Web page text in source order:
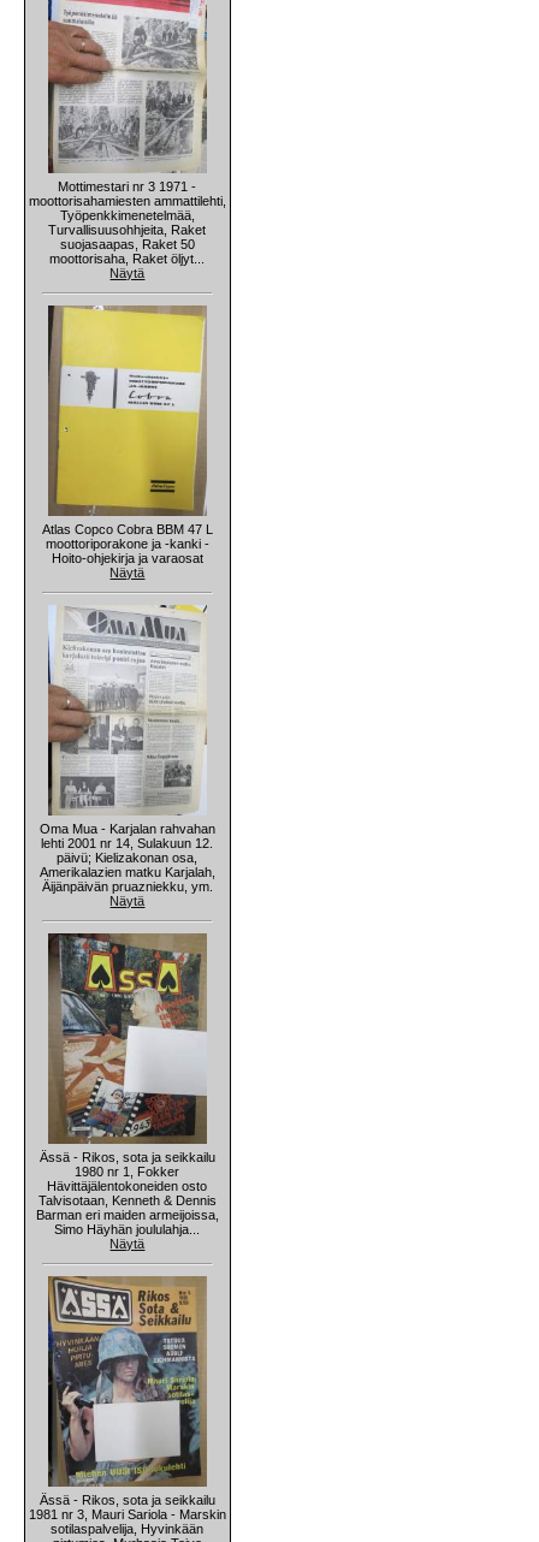
Mottimestari nr 3 1971 -
moottorisahamiesten ammattilehti,
Työpenkkimenetelmää,
Turvallisuusohhjeita, Raket
suojasaapas, Raket 50
moottorisaha, Raket öljyt...
Näytä
Atlas Copco Cobra BBM 47 L
moottoriporakone ja -kanki -
Hoito-ohjekirja ja varaosat
Näytä
Oma Mua - Karjalan rahvahan
lehti 2001 nr 14, Sulakuun 12.
päivü; Kielizakonan osa,
Amerikalazien matku Karjalah,
Äijänpäivän pruazniekku, ym.
Näytä
Ässä - Rikos, sota ja seikkailu
1980 nr 1, Fokker
Hävittäjälentokoneiden osto
Talvisotaan, Kenneth & Dennis
Barman eri maiden armeijoissa,
Simo Häyhän joululahja...
Näytä
Ässä - Rikos, sota ja seikkailu
1981 nr 3, Mauri Sariola - Marskin
sotilaspalvelija, Hyvinkään